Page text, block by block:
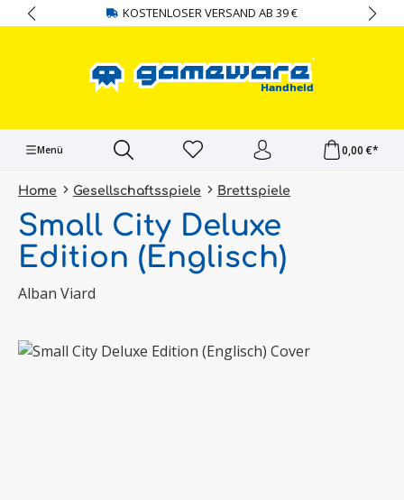
springen KOSTENLOSER VERSAND AB 39 €
Menü 0,00 €*
Home Gesellschaftsspiele Brettspiele
Small City Deluxe
Edition (Englisch)
Alban Viard
Bildergalerie überspringen